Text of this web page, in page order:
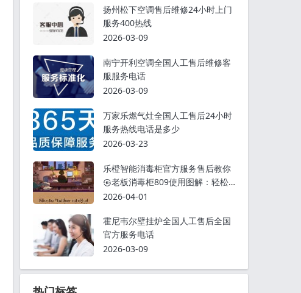
扬州松下空调售后维修24小时上门
服务400热线
2026-03-09
南宁开利空调全国人工售后维修客
服服务电话
2026-03-09
万家乐燃气灶全国人工售后24小时
服务热线电话是多少
2026-03-23
乐橙智能消毒柜官方服务售后教你
㉿老板消毒柜809使用图解：轻松
掌握消毒步骤
2026-04-01
霍尼韦尔壁挂炉全国人工售后全国
官方服务电话
2026-03-09